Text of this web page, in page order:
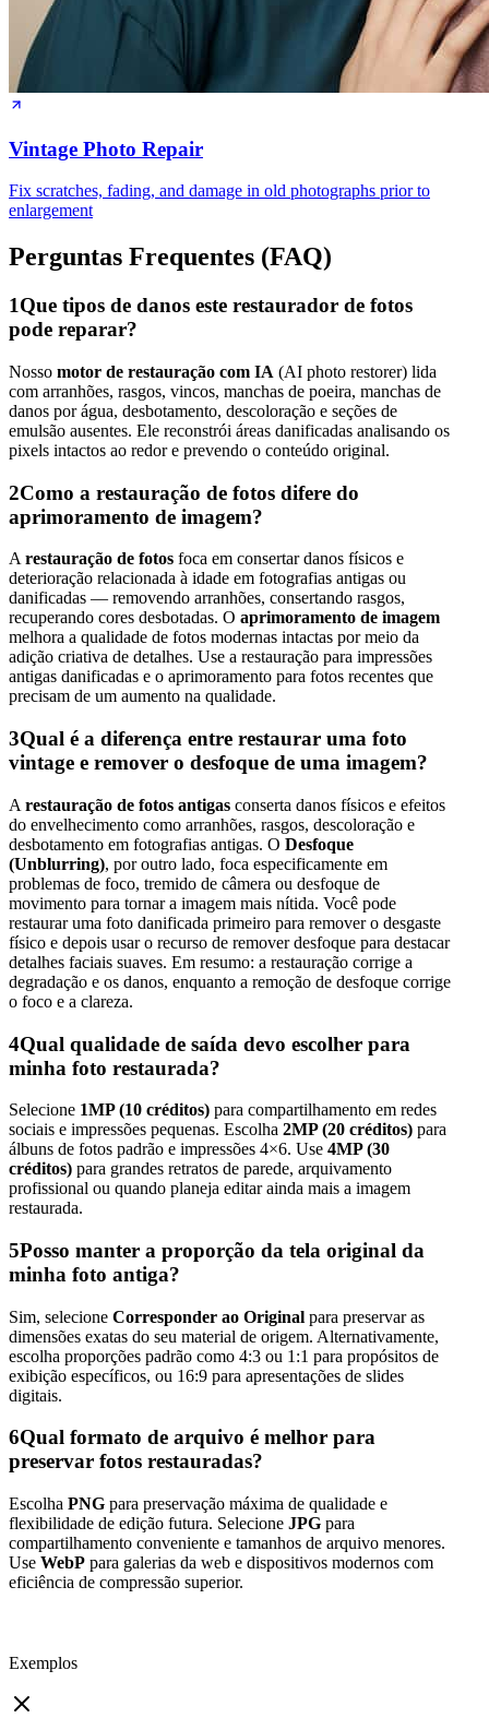
Vintage Photo Repair
Fix scratches, fading, and damage in old photographs prior to
enlargement
Perguntas Frequentes (FAQ)
1Que tipos de danos este restaurador de fotos
pode reparar?
Nosso motor de restauração com IA (AI photo restorer) lida
com arranhões, rasgos, vincos, manchas de poeira, manchas de
danos por água, desbotamento, descoloração e seções de
emulsão ausentes. Ele reconstrói áreas danificadas analisando os
pixels intactos ao redor e prevendo o conteúdo original.
2Como a restauração de fotos difere do
aprimoramento de imagem?
Arestauração de fotos foca em consertar danos físicos e
deterioração relacionada à idade em fotografias antigas ou
danificadas — removendo arranhões, consertando rasgos,
recuperando cores desbotadas. O aprimoramento de imagem
melhora a qualidade de fotos modernas intactas por meio da
adição criativa de detalhes. Use a restauração para impressões
antigas danificadas e o aprimoramento para fotos recentes que
precisam de um aumento na qualidade.
3Qual é a diferença entre restaurar uma foto
vintage e remover o desfoque de uma imagem?
A restauração de fotos antigas conserta danos físicos e efeitos
do envelhecimento como arranhões, rasgos, descoloração e
desbotamento em fotografias antigas. O Desfoque
(Unblurring), por outro lado, foca especificamente em
problemas de foco, tremido de câmera ou desfoque de
movimento para tornar a imagem mais nítida. Você pode
restaurar uma foto danificada primeiro para remover o desgaste
físico e depois usar o recurso de remover desfoque para destacar
detalhes faciais suaves. Em resumo: a restauração corrige a
degradação e os danos, enquanto a remoção de desfoque corrige
o foco e a clareza.
4Qual qualidade de saída devo escolher para
minha foto restaurada?
Selecione 1MP (10 créditos) para compartilhamento em redes
sociais e impressões pequenas. Escolha 2MP (20 créditos) para
álbuns de fotos padrão e impressões 4×6. Use 4MP (30
créditos) para grandes retratos de parede, arquivamento
profissional ou quando planeja editar ainda mais a imagem
restaurada.
5Posso manter a proporção da tela original da
minha foto antiga?
Sim, selecione Corresponder ao Original para preservar as
dimensões exatas do seu material de origem. Alternativamente,
escolha proporções padrão como 4:3 ou 1:1 para propósitos de
exibição específicos, ou 16:9 para apresentações de slides
digitais.
6Qual formato de arquivo é melhor para
preservar fotos restauradas?
Escolha PNG para preservação máxima de qualidade e
flexibilidade de edição futura. Selecione JPG para
compartilhamento conveniente e tamanhos de arquivo menores.
Use WebP para galerias da web e dispositivos modernos com
eficiência de compressão superior.
Exemplos